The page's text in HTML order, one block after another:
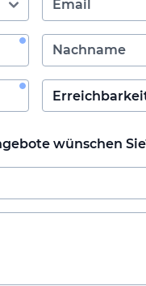
wünschen